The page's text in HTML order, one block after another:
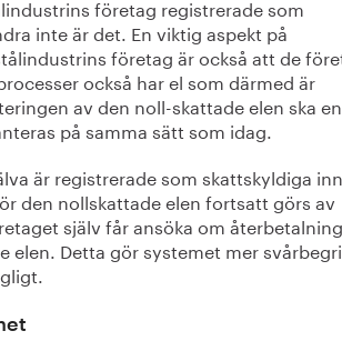
företag registrerade som
inte är det. En viktig aspekt på
företag är också att de
också har el som därmed är
av den noll-skattade elen ska
på samma sätt som idag.
är registrerade som skattskyldiga
den nollskattade elen fortsatt görs av
själv får ansöka om
elen. Detta gör systemet mer